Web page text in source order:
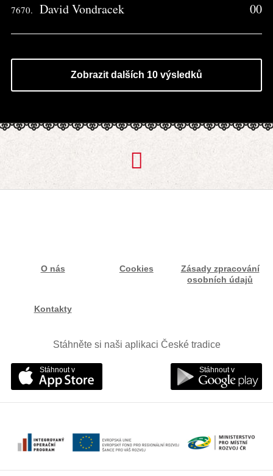
7670. David Vondracek 00
Zobrazit dalších 10 výsledků
O nás Cookies
Zásady zpracování
osobních údajů
Kontakty
Stáhněte si naši aplikaci České tradice
Stáhnout v Stáhnout v